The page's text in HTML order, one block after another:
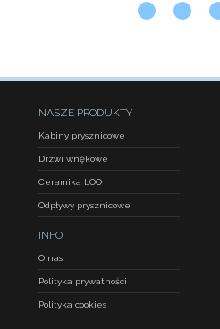
NASZE PRODUKTY
Kabiny prysznicowe
Drzwi wnękowe
Ceramika LOO
Odpływy prysznicowe
INFO
O nas
Polityka prywatności
Polityka cookies